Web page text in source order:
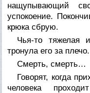
нащупывающий
успокоение.
крюка сбрую.
Чья-то тяжелая
тронула его за плечо.
Смерть, смерть…
Говорят, когда
человека